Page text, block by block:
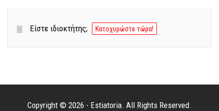
Είστε ιδιοκτήτης; Κατοχυρώστε τώρα!
Copyright © 2026 - Estiatoria. All Rights Reserved.